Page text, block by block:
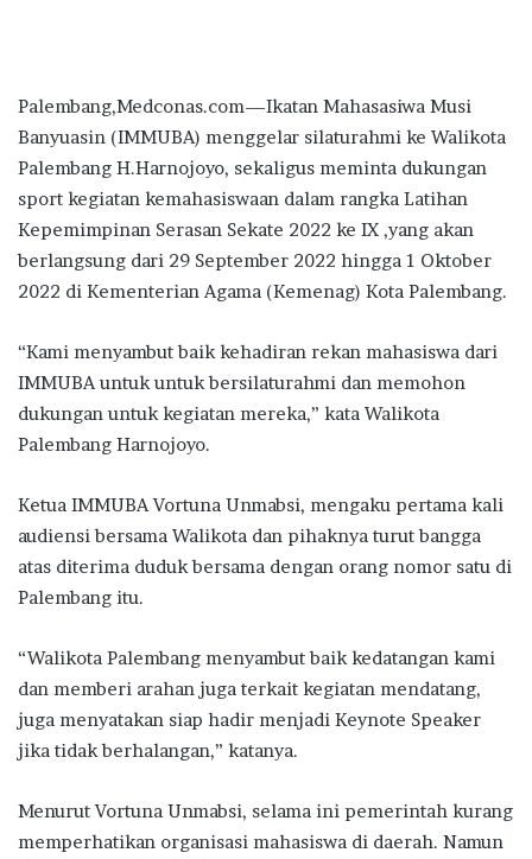
Palembang,Medconas.com—Ikatan Mahasasiwa Musi
Banyuasin (IMMUBA) menggelar silaturahmi ke Walikota
Palembang H.Harnojoyo, sekaligus meminta dukungan
sport kegiatan kemahasiswaan dalam rangka Latihan
Kepemimpinan Serasan Sekate 2022 ke IX ,yang akan
berlangsung dari 29 September 2022 hingga 1 Oktober
2022 di Kementerian Agama (Kemenag) Kota Palembang.
“Kami menyambut baik kehadiran rekan mahasiswa dari
IMMUBA untuk untuk bersilaturahmi dan memohon
dukungan untuk kegiatan mereka,” kata Walikota
Palembang Harnojoyo.
Ketua IMMUBA Vortuna Unmabsi, mengaku pertama kali
audiensi bersama Walikota dan pihaknya turut bangga
atas diterima duduk bersama dengan orang nomor satu di
Palembang itu.
“Walikota Palembang menyambut baik kedatangan kami
dan memberi arahan juga terkait kegiatan mendatang,
juga menyatakan siap hadir menjadi Keynote Speaker
jika tidak berhalangan,” katanya.
Menurut Vortuna Unmabsi, selama ini pemerintah kurang
memperhatikan organisasi mahasiswa di daerah. Namun